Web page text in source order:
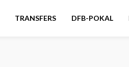
TRANSFERS DFB-POKAL